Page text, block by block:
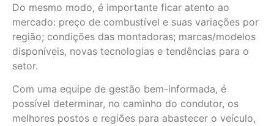
Do mesmo modo, é importante ficar atento ao
mercado: preço de combustível e suas variações por
região; condições das montadoras; marcas/modelos
disponíveis, novas tecnologias e tendências para o
setor.
Com uma equipe de gestão bem-informada, é
possível determinar, no caminho do condutor, os
melhores postos e regiões para abastecer o veículo,